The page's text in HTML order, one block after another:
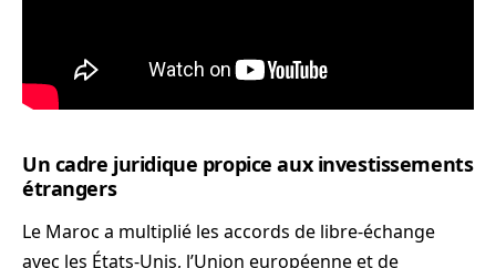
Un cadre juridique propice aux investissements
étrangers
Le Maroc a multiplié les accords de libre-échange
avec les États-Unis, l’Union européenne et de